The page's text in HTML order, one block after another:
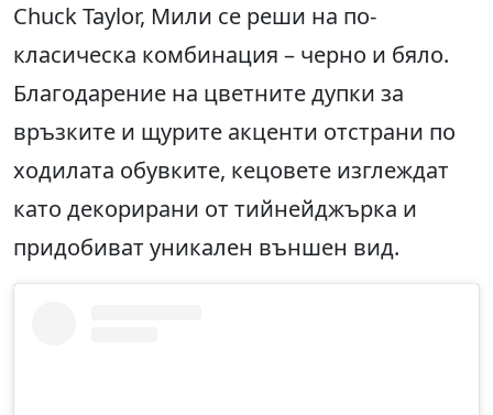
Chuck Taylor, Мили се реши на по-
класическа комбинация – черно и бяло.
Благодарение на цветните дупки за
връзките и щурите акценти отстрани по
ходилата обувките, кецовете изглеждат
като декорирани от тийнейджърка и
придобиват уникален външен вид.